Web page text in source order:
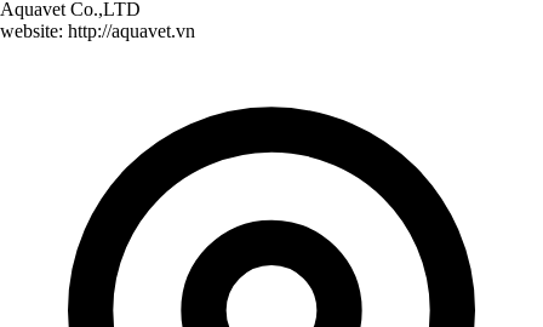
Aquavet Co.,LTD
website: http://aquavet.vn